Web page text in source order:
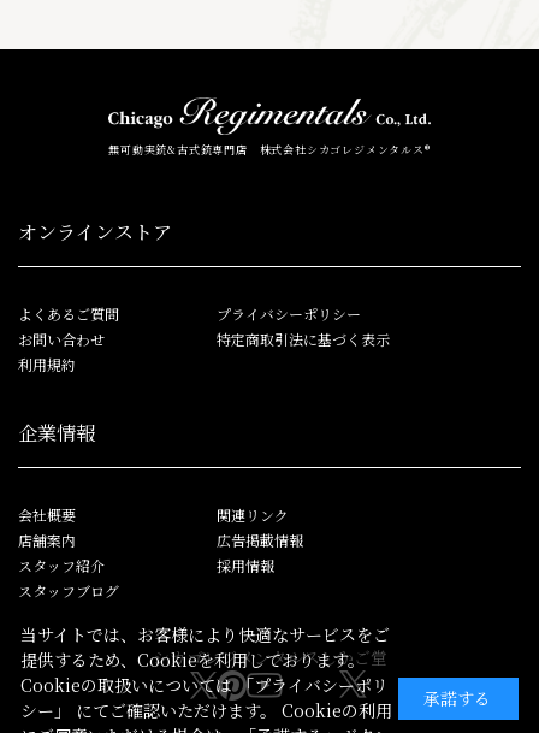
無可動実銃&古式銃専門店 株式会社シカゴレジメンタルス®
オンラインストア
よくあるご質問
お問い合わせ
利用規約
プライバシーポリシー
特定商取引法に基づく表示
企業情報
会社概要
店舗案内
スタッフ紹介
スタッフブログ
関連リンク
広告掲載情報
採用情報
シカゴレジメンタルスしかご堂
当サイトでは、お客様により快適なサービスをご
提供するため、Cookieを利用しております。
Cookieの取扱いについては「プライバシーポリ
シー」
にてご確認いただけます。 Cookieの利用
承諾する